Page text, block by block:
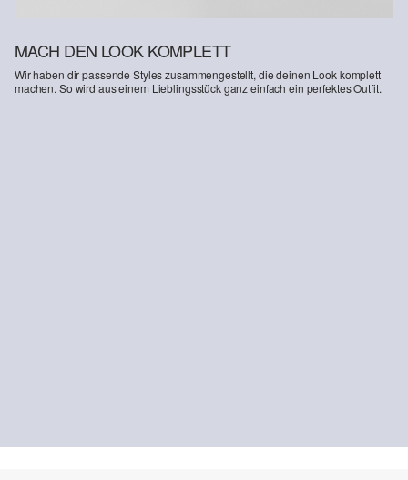
MACH DEN LOOK KOMPLETT
Wir haben dir passende Styles zusammengestellt, die deinen Look komplett
machen. So wird aus einem Lieblingsstück ganz einfach ein perfektes Outfit.